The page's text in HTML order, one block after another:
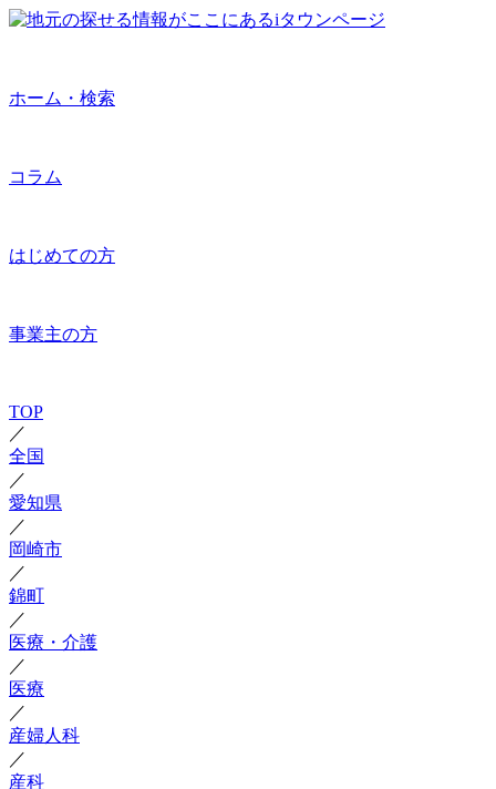
ホーム・検索
コラム
はじめての方
事業主の方
TOP
／
全国
／
愛知県
／
岡崎市
／
錦町
／
医療・介護
／
医療
／
産婦人科
／
産科